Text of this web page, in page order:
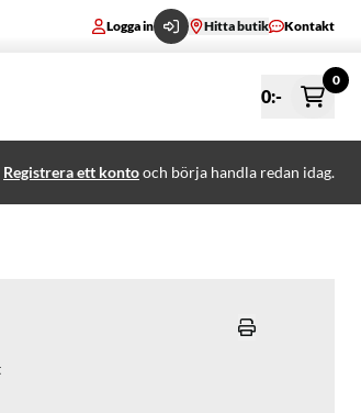
Logga in Hitta butik Kontakt
0:-
0
Registrera ett kontooch börja handla redan idag.